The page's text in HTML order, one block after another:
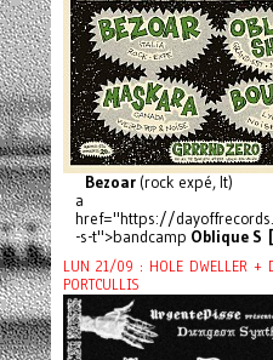
Bezoar(rock expé, It)
a
href="https://
-s-t">bandcamp Oblique S
LUN 21/09 : HOLE DWELLER +
PORTCULLIS